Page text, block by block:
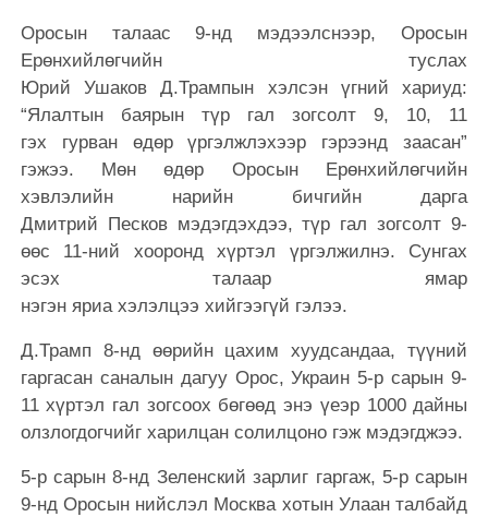
Оросын талаас 9-нд мэдээлснээр, Оросын
Ерөнхийлөгчийн туслах
Юрий Ушаков Д.Трампын хэлсэн үгний хариуд:
“Ялалтын баярын түр гал зогсолт 9, 10, 11
гэх гурван өдөр үргэлжлэхээр гэрээнд заасан”
гэжээ. Мөн өдөр Оросын Ерөнхийлөгчийн
хэвлэлийн нарийн бичгийн дарга
Дмитрий Песков мэдэгдэхдээ, түр гал зогсолт 9-
өөс 11-ний хооронд хүртэл үргэлжилнэ. Сунгах
эсэх талаар ямар
нэгэн яриа хэлэлцээ хийгээгүй гэлээ.
Д.Трамп 8-нд өөрийн цахим хуудсандаа, түүний
гаргасан саналын дагуу Орос, Украин 5-р сарын 9-
11 хүртэл гал зогсоох бөгөөд энэ үеэр 1000 дайны
олзлогдогчийг харилцан солилцоно гэж мэдэгджээ.
5-р сарын 8-нд Зеленский зарлиг гаргаж, 5-р сарын
9-нд Оросын нийслэл Москва хотын Улаан талбайд